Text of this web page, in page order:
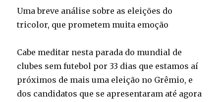
Uma breve análise sobre as eleições do
tricolor, que prometem muita emoção
Cabe meditar nesta parada do mundial de
clubes sem futebol por 33 dias que estamos aí
próximos de mais uma eleição no Grêmio, e
dos candidatos que se apresentaram até agora